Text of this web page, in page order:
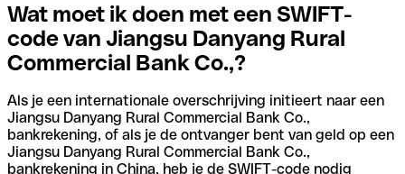
Wat moet ik doen met een SWIFT-
code van Jiangsu Danyang Rural
Commercial Bank Co.,?
Als je een internationale overschrijving initieert naar een
Jiangsu Danyang Rural Commercial Bank Co.,
bankrekening, of als je de ontvanger bent van geld op een
Jiangsu Danyang Rural Commercial Bank Co.,
bankrekening in China, heb je de SWIFT-code nodig